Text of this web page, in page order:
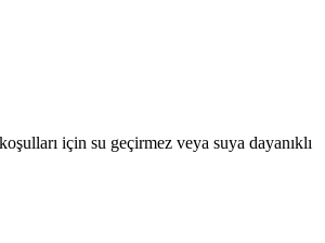
için su geçirmez veya suya dayanıklı